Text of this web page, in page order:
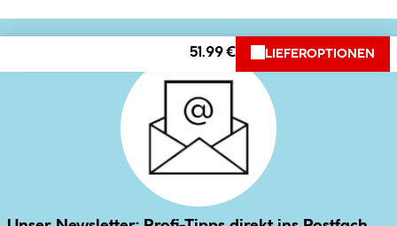
51.99 € LIEFEROPTIONEN